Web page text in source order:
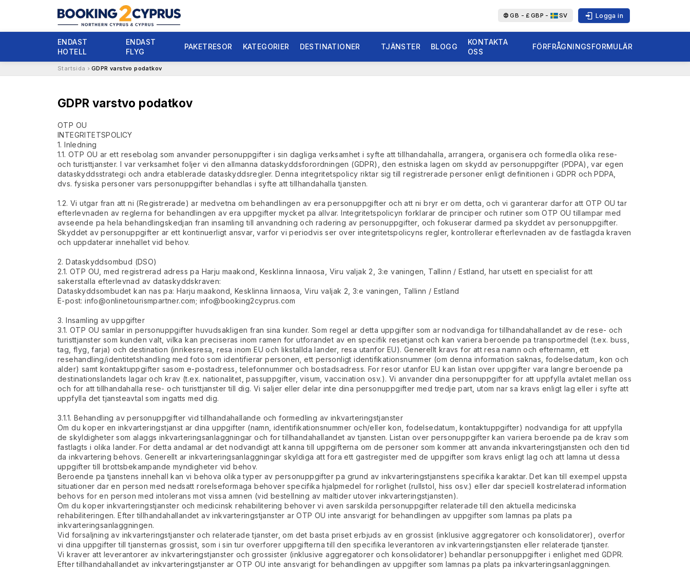
GB - £ GBP - SV Logga in
ENDAST
HOTELL
ENDAST
FLYG
PAKETRESOR KATEGORIER DESTINATIONER TJÄNSTER BLOGG
KONTAKTA
OSS
FÖRFRÅGNINGSFORMULÄR
Startsida GDPR varstvo podatkov
GDPR varstvo podatkov
OTP OU
INTEGRITETSPOLICY
1. Inledning
1.1. OTP OU ar ett resebolag som anvander personuppgifter i sin dagliga verksamhet i syfte att tillhandahalla, arrangera, organisera och formedla olika rese-
och turisttjanster. I var verksamhet foljer vi den allmanna dataskyddsforordningen (GDPR), den estniska lagen om skydd av personuppgifter (PDPA), var egen
dataskyddsstrategi och andra etablerade dataskyddsregler. Denna integritetspolicy riktar sig till registrerade personer enligt definitionen i GDPR och PDPA,
dvs. fysiska personer vars personuppgifter behandlas i syfte att tillhandahalla tjansten.
1.2. Vi utgar fran att ni (Registrerade) ar medvetna om behandlingen av era personuppgifter och att ni bryr er om detta, och vi garanterar darfor att OTP OU tar
efterlevnaden av reglerna for behandlingen av era uppgifter mycket pa allvar. Integritetspolicyn forklarar de principer och rutiner som OTP OU tillampar med
avseende pa hela behandlingskedjan fran insamling till anvandning och radering av personuppgifter, och fokuserar darmed pa skyddet av personuppgifter.
Skyddet av personuppgifter ar ett kontinuerligt ansvar, varfor vi periodvis ser over integritetspolicyns regler, kontrollerar efterlevnaden av de fastlagda kraven
och uppdaterar innehallet vid behov.
2. Dataskyddsombud (DSO)
2.1. OTP OU, med registrerad adress pa Harju maakond, Kesklinna linnaosa, Viru valjak 2, 3:e vaningen, Tallinn / Estland, har utsett en specialist for att
sakerstalla efterlevnad av dataskyddskraven:
Dataskyddsombudet kan nas pa: Harju maakond, Kesklinna linnaosa, Viru valjak 2, 3:e vaningen, Tallinn / Estland
E-post:info@onlinetourismpartner.com; info@booking2cyprus.com
3. Insamling av uppgifter
3.1. OTP OU samlar in personuppgifter huvudsakligen fran sina kunder. Som regel ar detta uppgifter som ar nodvandiga for tillhandahallandet av de rese- och
turisttjanster som kunden valt, vilka kan preciseras inom ramen for utforandet av en specifik resetjanst och kan variera beroende pa transportmedel (t.ex. buss,
tag, flyg, farja) och destination (inrikesresa, resa inom EU och likstallda lander, resa utanfor EU). Generellt kravs for att resa namn och efternamn, ett
resehandling/identitetshandling med foto som identifierar personen, ett personligt identifikationsnummer (om denna information saknas, fodelsedatum, kon och
alder) samt kontaktuppgifter sasom e-postadress, telefonnummer och bostadsadress. For resor utanfor EU kan listan over uppgifter vara langre beroende pa
destinationslandets lagar och krav (t.ex. nationalitet, passuppgifter, visum, vaccination osv.). Vi anvander dina personuppgifter for att uppfylla avtalet mellan oss
och for att tillhandahalla rese- och turisttjanster till dig. Vi saljer eller delar inte dina personuppgifter med tredje part, utom nar sa kravs enligt lag eller i syfte att
uppfylla det tjansteavtal som ingatts med dig.
3.1.1. Behandling av personuppgifter vid tillhandahallande och formedling av inkvarteringstjanster
Om du koper en inkvarteringstjanst ar dina uppgifter (namn, identifikationsnummer och/eller kon, fodelsedatum, kontaktuppgifter) nodvandiga for att uppfylla
de skyldigheter som alaggs inkvarteringsanlaggningar och for tillhandahallandet av tjansten. Listan over personuppgifter kan variera beroende pa de krav som
fastlagts i olika lander. For detta andamal ar det nodvandigt att kanna till uppgifterna om de personer som kommer att anvanda inkvarteringstjansten och den tid
da inkvartering behovs. Generellt ar inkvarteringsanlaggningar skyldiga att fora ett gastregister med de uppgifter som kravs enligt lag och att lamna ut dessa
uppgifter till brottsbekampande myndigheter vid behov.
Beroende pa tjanstens innehall kan vi behova olika typer av personuppgifter pa grund av inkvarteringstjanstens specifika karaktar. Det kan till exempel uppsta
situationer dar en person med nedsatt rorelseformaga behover specifika hjalpmedel for rorlighet (rullstol, hiss osv.) eller dar speciell kostrelaterad information
behovs for en person med intolerans mot vissa amnen (vid bestellning av maltider utover inkvarteringstjansten).
Om du koper inkvarteringstjanster och medicinsk rehabilitering behover vi aven sarskilda personuppgifter relaterade till den aktuella medicinska
rehabiliteringen. Efter tillhandahallandet av inkvarteringstjanster ar OTP OU inte ansvarigt for behandlingen av uppgifter som lamnas pa plats pa
inkvarteringsanlaggningen.
Vid forsaljning av inkvarteringstjanster och relaterade tjanster, om det basta priset erbjuds av en grossist (inklusive aggregatorer och konsolidatorer), overfor
vi dina uppgifter till tjansternas grossist, som i sin tur overforer uppgifterna till den specifika leverantoren av inkvarteringstjansten eller relaterade tjanster.
Vi kraver att leverantorer av inkvarteringstjanster och grossister (inklusive aggregatorer och konsolidatorer) behandlar personuppgifter i enlighet med GDPR.
Efter tillhandahallandet av inkvarteringstjanster ar OTP OU inte ansvarigt for behandlingen av uppgifter som lamnas pa plats pa inkvarteringsanlaggningen.